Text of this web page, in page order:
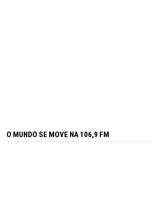
O MUNDO SE MOVE NA 106,9 FM